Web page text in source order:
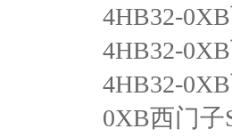
4HB32-
4HB32-
4HB32-
0XB西门子